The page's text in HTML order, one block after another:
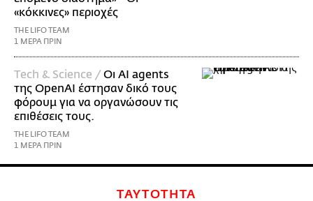
«κόκκινες» περιοχές
THE LIFO TEAM
1 ΜΕΡΑ ΠΡΙΝ
Τech & Science /Οι AI agents
της OpenAI έστησαν δικό τους
φόρουμ για να οργανώσουν τις
επιθέσεις τους.
THE LIFO TEAM
1 ΜΕΡΑ ΠΡΙΝ
ΤΑΥΤΟΤΗΤΑ